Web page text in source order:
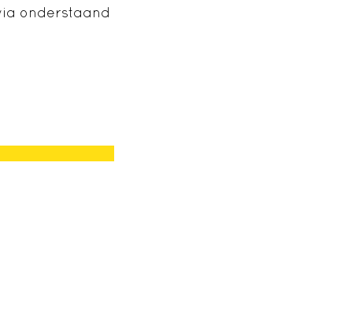
onderstaand